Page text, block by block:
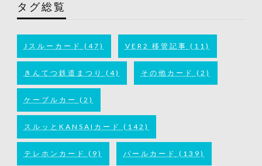
タグ総覧
Jスルーカード (47) VER2 移管記事 (11)
きんてつ鉄道まつり (4) その他カード (2)
ケーブルカー (2)
スルッとKANSAIカード (142)
テレホンカード (9) パールカード (139)